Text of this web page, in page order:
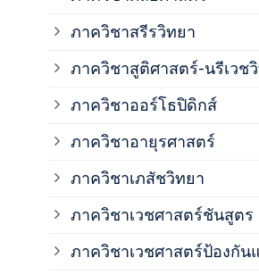
ภาควิชาสรีรวิทยา
ภาควิชาสูติศาสตร์-นรีเวช
ภาควิชาออร์โธปิดิกส์
ภาควิชาอายุรศาสตร์
ภาควิชาเภสัชวิทยา
ภาควิชาเวชศาสตร์ชันสูตร
ภาควิชาเวชศาสตร์ป้องกัน